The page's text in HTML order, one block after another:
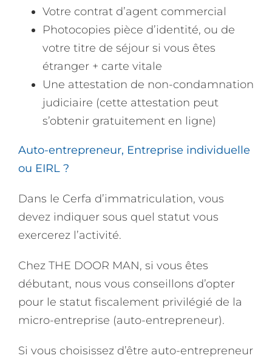
Votre contrat d’agent commercial
Photocopies pièce d’identité, ou de
votre titre de séjour si vous êtes
étranger + carte vitale
Une attestation de non-condamnation
judiciaire (cette attestation peut
s’obtenir gratuitement en ligne)
Auto-entrepreneur, Entreprise individuelle
ou EIRL ?
Dans le Cerfa d’immatriculation, vous
devez indiquer sous quel statut vous
exercerez l’activité.
Chez THE DOOR MAN, si vous êtes
débutant, nous vous conseillons d’opter
pour le statut fiscalement privilégié de la
micro-entreprise (auto-entrepreneur).
Si vous choisissez d’être auto-entrepreneur